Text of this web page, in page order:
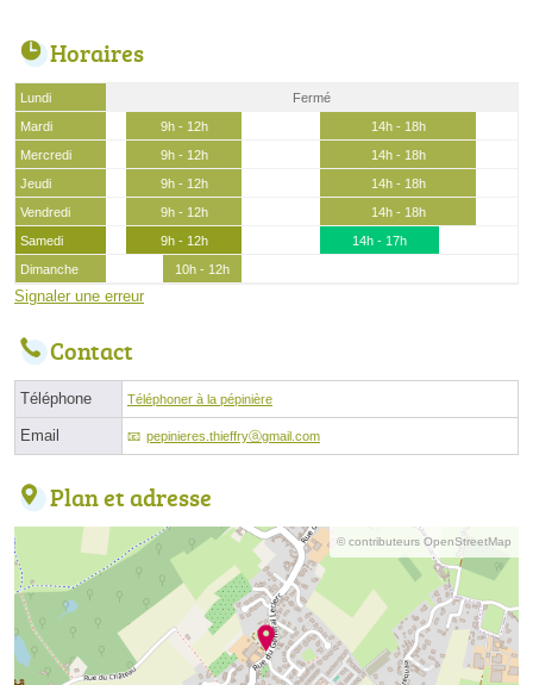
Horaires
Lundi
Fermé
Mardi
9h - 12h
14h - 18h
Mercredi
9h - 12h
14h - 18h
Jeudi
9h - 12h
14h - 18h
Vendredi
9h - 12h
14h - 18h
Samedi
9h - 12h
14h - 17h
Dimanche
10h - 12h
Signaler une erreur
Contact
Téléphone Téléphoner à la pépinière
Email pepinieres.thieffryⓐgmail.com
Plan et adresse
© contributeurs OpenStreetMap